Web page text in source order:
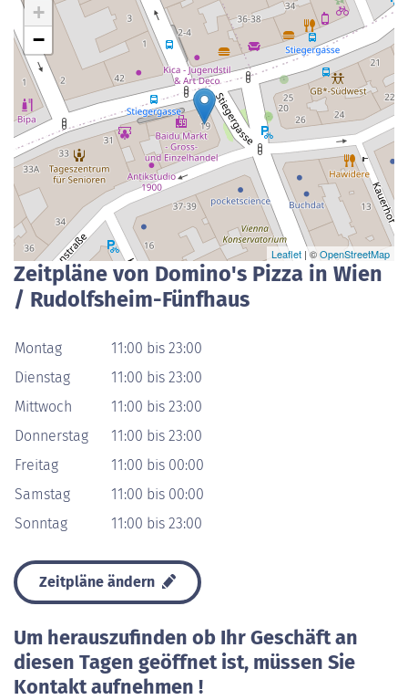
+
−
Leaflet | ©OpenStreetMap
Zeitpläne von Domino's Pizza in Wien
/ Rudolfsheim-Fünfhaus
Montag
11:00 bis 23:00
Dienstag
11:00 bis 23:00
Mittwoch
11:00 bis 23:00
Donnerstag
11:00 bis 23:00
Freitag
11:00 bis 00:00
Samstag
11:00 bis 00:00
Sonntag
11:00 bis 23:00
Zeitpläne ändern
Um herauszufinden ob Ihr Geschäft an
diesen Tagen geöffnet ist, müssen Sie
Kontakt aufnehmen !